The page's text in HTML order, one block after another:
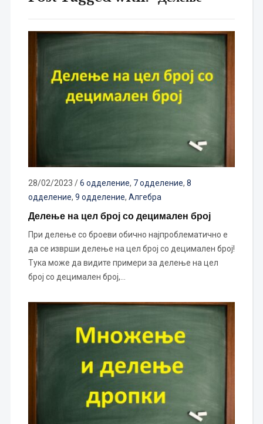
28/02/2023 /6 одделение, 7 одделение, 8
одделение, 9 одделение, Алгебра
Делење на цел број со децимален број
При делење со броеви обично најпроблематично е
да се изврши делење на цел број со децимален број!
Тука може да видите примери за делење на цел
број со децимален број,…